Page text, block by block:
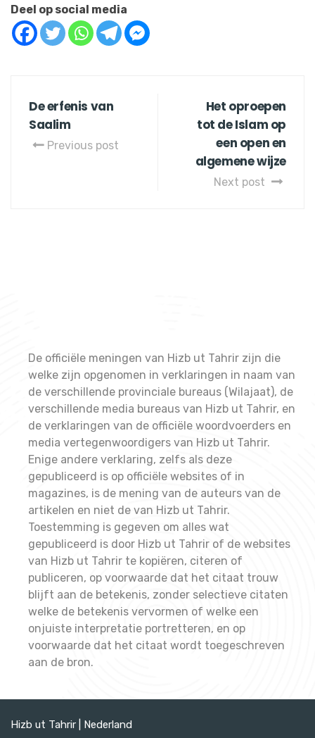
Deel op social media
De erfenis van
Saalim
Previous post
Het oproepen
tot de Islam op
een open en
algemene wijze
Next post
De officiële meningen van Hizb ut Tahrir zijn die
welke zijn opgenomen in verklaringen in naam van
de verschillende provinciale bureaus (Wilajaat), de
verschillende media bureaus van Hizb ut Tahrir, en
de verklaringen van de officiële woordvoerders en
media vertegenwoordigers van Hizb ut Tahrir.
Enige andere verklaring, zelfs als deze
gepubliceerd is op officiële websites of in
magazines, is de mening van de auteurs van de
artikelen en niet de van Hizb ut Tahrir.
Toestemming is gegeven om alles wat
gepubliceerd is door Hizb ut Tahrir of de websites
van Hizb ut Tahrir te kopiëren, citeren of
publiceren, op voorwaarde dat het citaat trouw
blijft aan de betekenis, zonder selectieve citaten
welke de betekenis vervormen of welke een
onjuiste interpretatie portretteren, en op
voorwaarde dat het citaat wordt toegeschreven
aan de bron.
Hizb ut Tahrir | Nederland